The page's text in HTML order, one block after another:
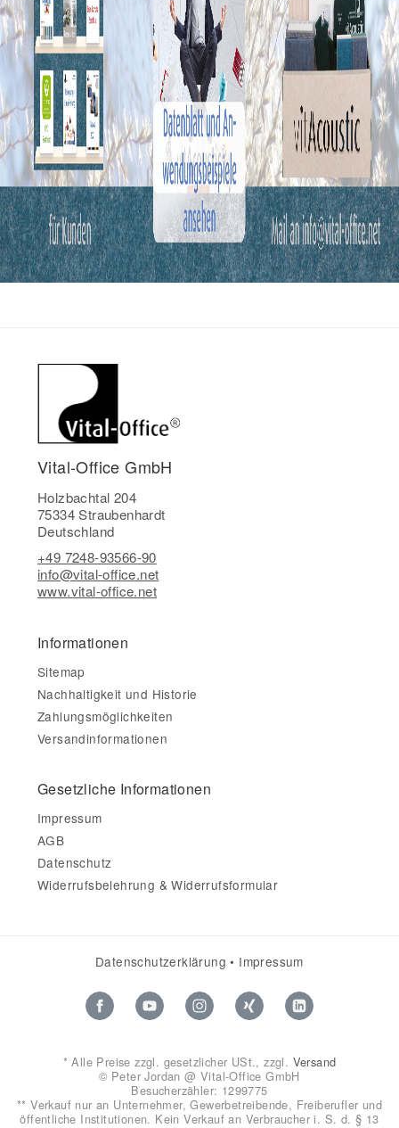
Vital-Office GmbH
Holzbachtal 204
75334 Straubenhardt
Deutschland
+49 7248-93566-90
info@vital-office.net
www.vital-office.net
Informationen
Sitemap
Nachhaltigkeit und Historie
Zahlungsmöglichkeiten
Versandinformationen
Gesetzliche Informationen
Impressum
AGB
Datenschutz
Widerrufsbelehrung & Widerrufsformular
Datenschutzerklärung• Impressum
*Alle Preise zzgl. gesetzlicher USt., zzgl. Versand
© Peter Jordan @ Vital-Office GmbH
Besucherzähler: 1299775
** Verkauf nur an Unternehmer, Gewerbetreibende, Freiberufler und
öffentliche Institutionen. Kein Verkauf an Verbraucher i. S. d. § 13